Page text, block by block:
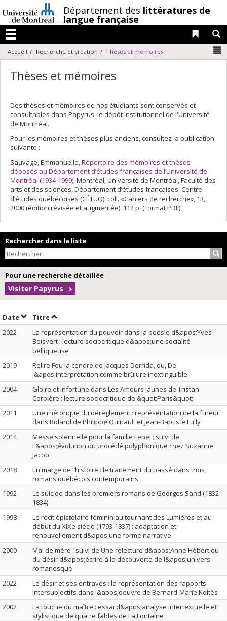
au
contenu
/Département des littératures de
langue française
Menu
Liens
Accueil Recherche et création Thèses et mémoires
Thèses et mémoires
Des thèses et mémoires de nos étudiants sont conservés et
consultables dans Papyrus, le dépôt institutionnel de l'Université
de Montréal.
Pour les mémoires et thèses plus anciens, consultez la publication
suivante :
Sauvage, Emmanuelle,Répertoire des mémoires et thèses
déposés au Département d’études françaises de l’Université de
Montréal (1934-1999), Montréal, Université de Montréal, Faculté des
arts et des sciences, Département d’études françaises, Centre
d’études québécoises (CÉTUQ), coll. «Cahiers de recherche», 13,
2000 (édition révisée et augmentée), 112 p. (Format PDF)
Rechercher dans la liste
Pour une recherche détaillée
Visiter Papyrus
DateTrier par date en ordre décroissant
TitreTrier par titre en ordre décroissant
2022
La représentation du pouvoir dans la poésie d&apos;Yves
Boisvert : lecture sociocritique d&apos;une socialité
belliqueuse
2019
Relire Feu la cendre de Jacques Derrida, ou, De
l&apos;interprétation comme brûlure inextinguible
2004
Gloire et infortune dans Les Amours jaunes de Tristan
Corbière : lecture sociocritique de &quot;Paris&quot;
2011
Une rhétorique du dérèglement : représentation de la fureur
dans Roland de Philippe Quinault et Jean-Baptiste Lully
2014
Messe solennelle pour la famille Lebel ; suivi de
L&apos;évolution du procédé polyphonique chez Suzanne
Jacob
2018
En marge de l’histoire : le traitement du passé dans trois
romans québécois contemporains
1992
Le suicide dans les premiers romans de Georges Sand (1832-
1834)
1998
Le récit épistolaire féminin au tournant des Lumières et au
début du XIXe siècle (1793-1837) : adaptation et
renouvellement d&apos;une forme narrative
2000
Mal de mère : suivi de Une relecture d&apos;Anne Hébert ou
du désir d&apos;écrire à la découverte de l&apos;univers
romanesque
2022
Le désir et ses entraves : la représentation des rapports
intersubjectifs dans l&apos;oeuvre de Bernard-Marie Koltès
2002
La touche du maître : essai d&apos;analyse intertextuelle et
stylistique de quatre fables de La Fontaine